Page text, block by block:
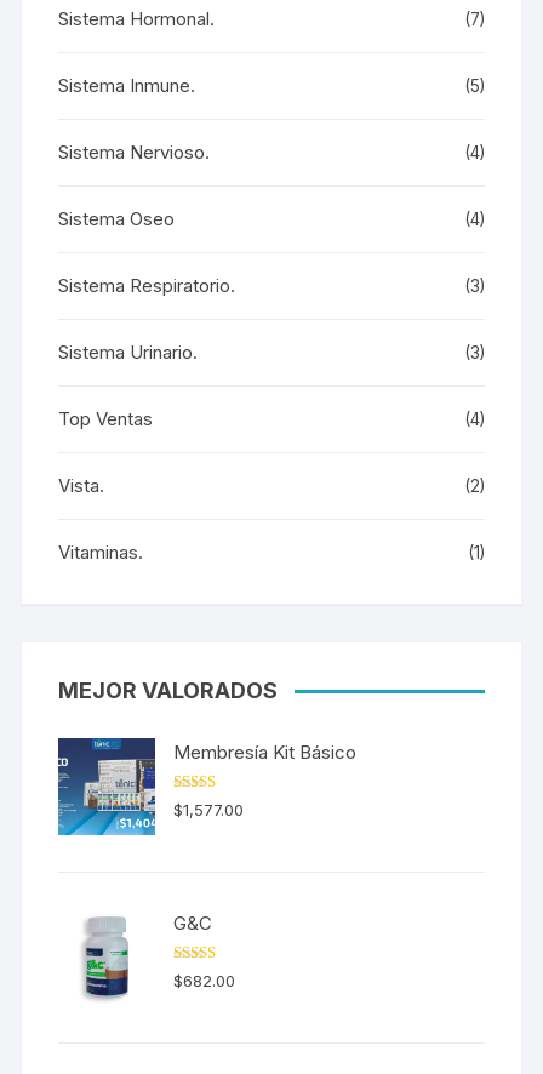
Sistema Hormonal. (7)
Sistema Inmune. (5)
Sistema Nervioso. (4)
Sistema Oseo (4)
Sistema Respiratorio. (3)
Sistema Urinario. (3)
Top Ventas (4)
Vista. (2)
Vitaminas. (1)
MEJOR VALORADOS
Membresía Kit Básico
Valorado en
5.00 de 5
$1,577.00
G&C
Valorado en
5.00de 5
$682.00